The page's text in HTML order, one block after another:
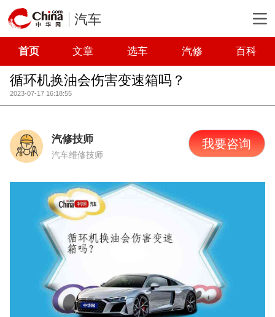
汽车
首页 文章 选车 汽修 百科
循环机换油会伤害变速箱吗？
2023-07-17 16:18:55
汽修技师
汽车维修技师
我要咨询